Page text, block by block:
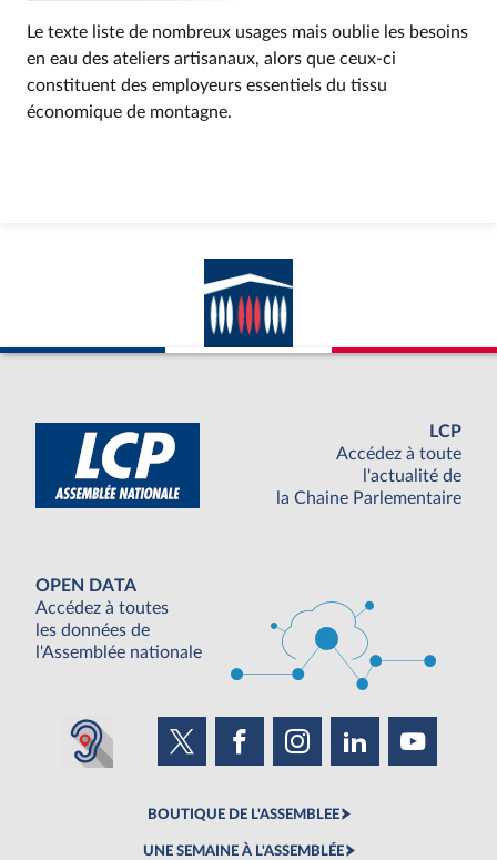
Le texte liste de nombreux usages mais oublie les besoins
en eau des ateliers artisanaux, alors que ceux-ci
constituent des employeurs essentiels du tissu
économique de montagne.
LCP
Accédez à toute
l'actualité de
la Chaine Parlementaire
OPEN DATA
Accédez à toutes
les données de
l'Assemblée nationale
BOUTIQUE DE L'ASSEMBLEE
UNE SEMAINE À L'ASSEMBLÉE